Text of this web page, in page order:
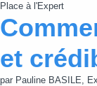
Place à l'Expert
et
par Pauline BASILE,